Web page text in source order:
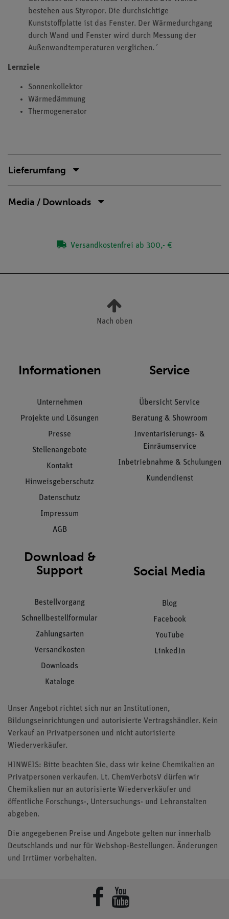
bestehen aus Styropor. Die durchsichtige
Kunststoffplatte ist das Fenster. Der Wärmedurchgang
durch Wand und Fenster wird durch Messung der
Außenwandtemperaturen verglichen.´
Lernziele
Sonnenkollektor
Wärmedämmung
Thermogenerator
Lieferumfang
Media / Downloads
Versandkostenfrei ab 300,- €
Nach oben
Informationen
Unternehmen
Projekte und Lösungen
Presse
Stellenangebote
Kontakt
Hinweisgeberschutz
Datenschutz
Impressum
AGB
Service
Übersicht Service
Beratung & Showroom
Inventarisierungs- &
Einräumservice
Inbetriebnahme & Schulungen
Kundendienst
Download &
Support
Bestellvorgang
Schnellbestellformular
Zahlungsarten
Versandkosten
Downloads
Kataloge
Social Media
Blog
Facebook
YouTube
LinkedIn
Unser Angebot richtet sich nur an Institutionen,
Bildungseinrichtungen und autorisierte Vertragshändler. Kein
Verkauf an Privatpersonen und nicht autorisierte
Wiederverkäufer.
HINWEIS: Bitte beachten Sie, dass wir keine Chemikalien an
Privatpersonen verkaufen. Lt. ChemVerbotsV dürfen wir
Chemikalien nur an autorisierte Wiederverkäufer und
öffentliche Forschungs-, Untersuchungs- und Lehranstalten
abgeben.
Die angegebenen Preise und Angebote gelten nur innerhalb
Deutschlands und nur für Webshop-Bestellungen. Änderungen
und Irrtümer vorbehalten.